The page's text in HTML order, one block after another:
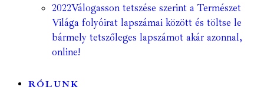
2022Válogasson tetszése szerint a Természet
Világa folyóirat lapszámai között és töltse le
bármely tetszőleges lapszámot akár azonnal,
online!
RÓLUNK